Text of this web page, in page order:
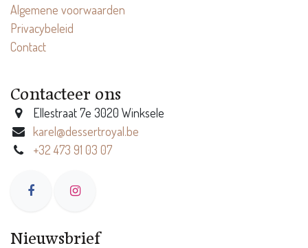
Algemene voorwaarden
Privacybeleid
Contact
Contacteer ons
Ellestraat 7e 3020 Winksele
karel@dessertroyal.be
+32 473 91 03 07
Nieuwsbrief